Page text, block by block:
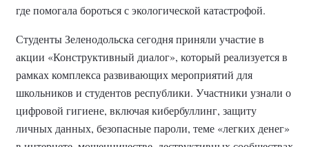
где помогала бороться с экологической катастрофой.
Студенты Зеленодольска сегодня приняли участие в
акции «Конструктивный диалог», который реализуется в
рамках комплекса развивающих мероприятий для
школьников и студентов республики. Участники узнали о
цифровой гигиене, включая кибербуллинг, защиту
личных данных, безопасные пароли, теме «легких денег»